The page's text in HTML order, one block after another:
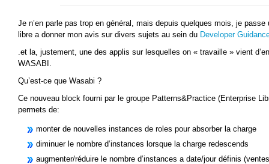
Je n’en parle pas trop en général, mais depuis quelques mois, je
libre a donner mon avis sur divers sujets au sein du Developer
.et la, justement, une des applis sur lesquelles on « travaille » vient
WASABI.
Qu’est-ce que Wasabi ?
Ce nouveau block fourni par le groupe Patterns&Practice (Enterprise
permets de:
monter de nouvelles instances de roles pour absorber la charge
diminuer le nombre d’instances lorsque la charge redescends
augmenter/réduire le nombre d’instances a date/jour définis